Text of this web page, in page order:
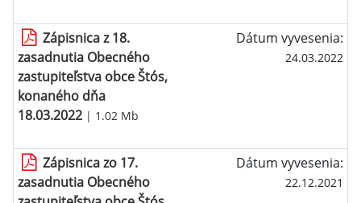
Zápisnica z 18.
zasadnutia Obecného
zastupiteľstva obce Štós,
konaného dňa
18.03.2022 | 1.02 Mb
Dátum vyvesenia:
24.03.2022
Zápisnica zo 17.
zasadnutia Obecného
Dátum vyvesenia:
22.12.2021